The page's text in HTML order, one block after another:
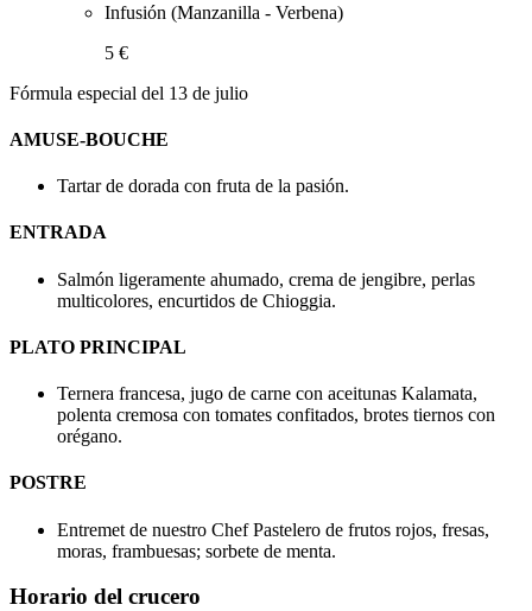
Infusión (Manzanilla - Verbena)
5 €
Fórmula especial del 13 de julio
AMUSE-BOUCHE
Tartar de dorada con fruta de la pasión.
ENTRADA
Salmón ligeramente ahumado, crema de jengibre, perlas
multicolores, encurtidos de Chioggia.
PLATO PRINCIPAL
Ternera francesa, jugo de carne con aceitunas Kalamata,
polenta cremosa con tomates confitados, brotes tiernos con
orégano.
POSTRE
Entremet de nuestro Chef Pastelero de frutos rojos, fresas,
moras, frambuesas; sorbete de menta.
Horario del crucero